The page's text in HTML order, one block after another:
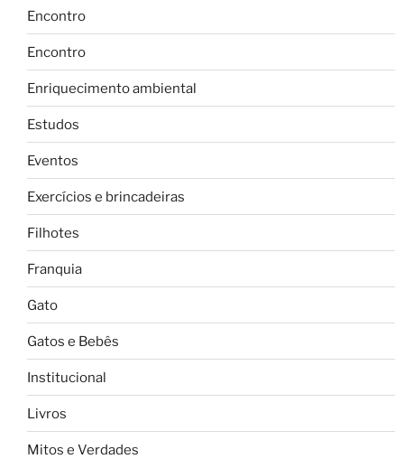
Encontro
Encontro
Enriquecimento ambiental
Estudos
Eventos
Exercícios e brincadeiras
Filhotes
Franquia
Gato
Gatos e Bebês
Institucional
Livros
Mitos e Verdades